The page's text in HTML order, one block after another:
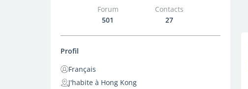
Forum
501
Contacts
27
Profil
Français
J'habite à Hong Kong